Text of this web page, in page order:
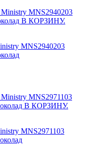
MNS2940203
MNS2971103